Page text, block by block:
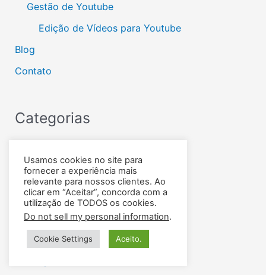
Gestão de Youtube
Edição de Vídeos para Youtube
Blog
Contato
Categorias
Agência de tráfego pago
Anúncios
Backlink
Blog
Usamos cookies no site para
fornecer a experiência mais
relevante para nossos clientes. Ao
clicar em “Aceitar”, concorda com a
utilização de TODOS os cookies.
Do not sell my personal information.
Cookie Settings Aceito.